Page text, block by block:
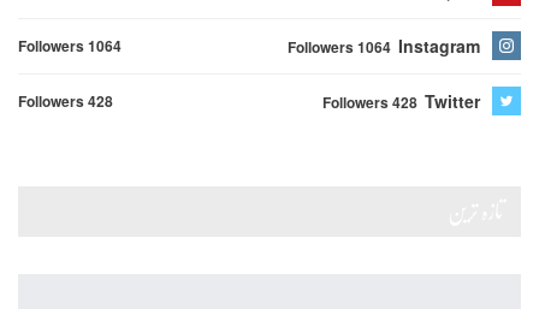
Instagram
Followers 1064
Followers 1064
Twitter
Followers 428
Followers 428